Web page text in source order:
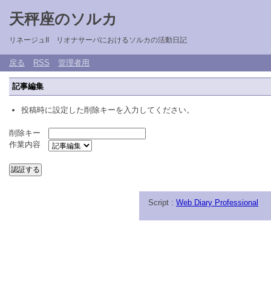
天秤座のソルカ
リネージュII リオナサーバにおけるソルカの活動日記
戻る RSS 管理者用
記事編集
投稿時に設定した削除キーを入力してください。
削除キー
作業内容
Script : Web Diary Professional